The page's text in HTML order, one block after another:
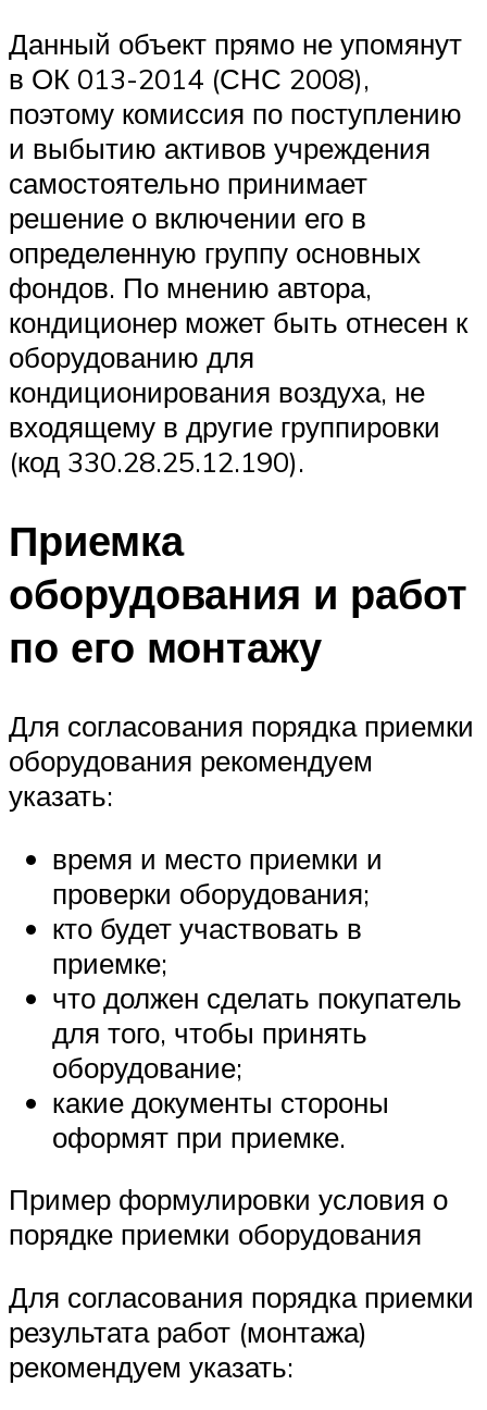
Данный объект прямо не упомянут
в ОК 013-2014 (СНС 2008),
поэтому комиссия по поступлению
и выбытию активов учреждения
самостоятельно принимает
решение о включении его в
определенную группу основных
фондов. По мнению автора,
кондиционер может быть отнесен к
оборудованию для
кондиционирования воздуха, не
входящему в другие группировки
(код 330.28.25.12.190).
Приемка
оборудования и работ
по его монтажу
Для согласования порядка приемки
оборудования рекомендуем
указать:
время и место приемки и
проверки оборудования;
кто будет участвовать в
приемке;
что должен сделать покупатель
для того, чтобы принять
оборудование;
какие документы стороны
оформят при приемке.
Пример формулировки условия о
порядке приемки оборудования
Для согласования порядка приемки
результата работ (монтажа)
рекомендуем указать: